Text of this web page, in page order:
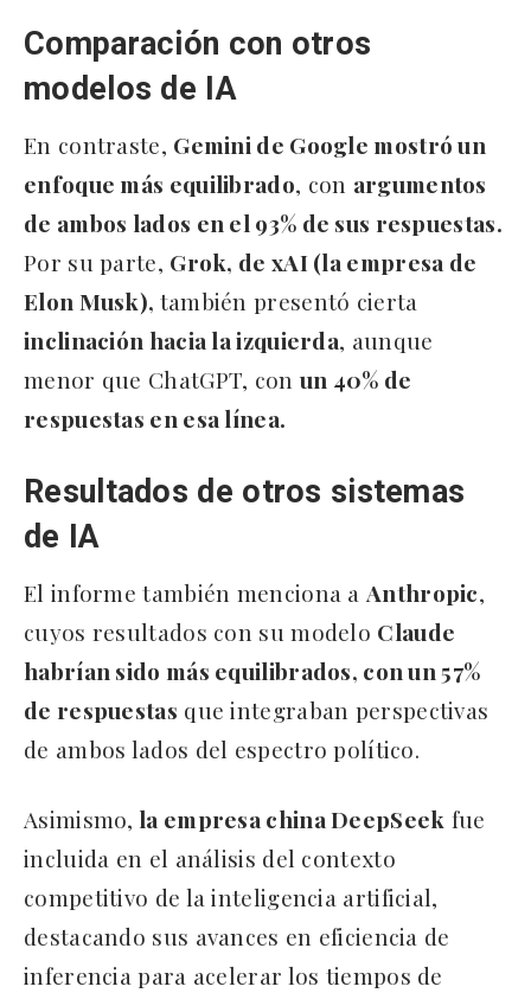
Comparación con otros
modelos de IA
En contraste, Gemini de Google mostró un
enfoque más equilibrado, con argumentos
de ambos lados en el 93% de sus respuestas.
Por su parte, Grok, de xAI (la empresa de
Elon Musk), también presentó cierta
inclinación hacia la izquierda, aunque
menor que ChatGPT, con un 40% de
respuestas en esa línea.
Resultados de otros sistemas
de IA
El informe también menciona aAnthropic,
cuyos resultados con su modelo Claude
habrían sido más equilibrados, con un 57%
de respuestas que integraban perspectivas
de ambos lados del espectro político.
Asimismo, la empresa china DeepSeek fue
incluida en el análisis del contexto
competitivo de la inteligencia artificial,
destacando sus avances en eficiencia de
inferencia para acelerar los tiempos de